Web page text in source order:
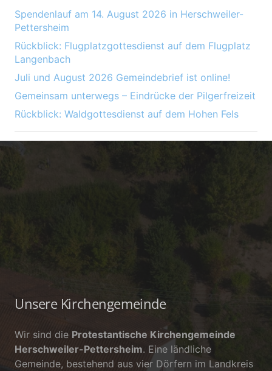
Spendenlauf am 14. August 2026 in Herschweiler-
Pettersheim
Rückblick: Flugplatzgottesdienst auf dem Flugplatz
Langenbach
Juli und August 2026 Gemeindebrief ist online!
Gemeinsam unterwegs – Eindrücke der Pilgerfreizeit
Rückblick: Waldgottesdienst auf dem Hohen Fels
Unsere Kirchengemeinde
Wir sind die Protestantische Kirchengemeinde
Herschweiler-Pettersheim. Eine ländliche
Gemeinde, bestehend aus vier Dörfern im Landkreis